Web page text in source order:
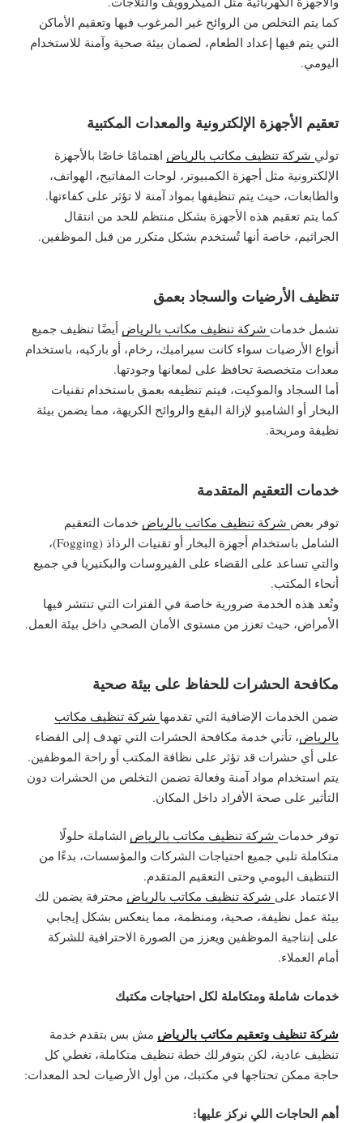
كما يتم التخلص من الروائح غير المرغوب فيها وتعقيم الأماكن
التي يتم فيها إعداد الطعام، لضمان بيئة صحية وآمنة للاستخدام
اليومي.
تعقيم الأجهزة الإلكترونية والمعدات المكتبية
تولي شركة تنظيف مكاتب بالرياض اهتمامًا خاصًا بالأجهزة
الإلكترونية مثل أجهزة الكمبيوتر، لوحات المفاتيح، الهواتف،
والطابعات، حيث يتم تنظيفها بمواد آمنة لا تؤثر على كفاءتها.
كما يتم تعقيم هذه الأجهزة بشكل منتظم للحد من انتقال
الجراثيم، خاصة أنها تُستخدم بشكل متكرر من قبل الموظفين.
تنظيف الأرضيات والسجاد بعمق
تشمل خدمات شركة تنظيف مكاتب بالرياض أيضًا تنظيف جميع
أنواع الأرضيات سواء كانت سيراميك، رخام، أو باركيه، باستخدام
معدات متخصصة تحافظ على لمعانها وجودتها.
أما السجاد والموكيت، فيتم تنظيفه بعمق باستخدام تقنيات
البخار أو الشامبو لإزالة البقع والروائح الكريهة، مما يضمن بيئة
نظيفة ومريحة.
خدمات التعقيم المتقدمة
توفر بعض شركة تنظيف مكاتب بالرياض خدمات التعقيم
الشامل باستخدام أجهزة البخار أو تقنيات الرذاذ (Fogging)،
والتي تساعد على القضاء على الفيروسات والبكتيريا في جميع
أنحاء المكتب.
وتُعد هذه الخدمة ضرورية خاصة في الفترات التي تنتشر فيها
الأمراض، حيث تعزز من مستوى الأمان الصحي داخل بيئة العمل.
مكافحة الحشرات للحفاظ على بيئة صحية
ضمن الخدمات الإضافية التي تقدمها شركة تنظيف مكاتب
بالرياض، تأتي خدمة مكافحة الحشرات التي تهدف إلى القضاء
على أي حشرات قد تؤثر على نظافة المكتب أو راحة الموظفين.
يتم استخدام مواد آمنة وفعالة تضمن التخلص من الحشرات دون
التأثير على صحة الأفراد داخل المكان.
توفر خدمات شركة تنظيف مكاتب بالرياض الشاملة حلولًا
متكاملة تلبي جميع احتياجات الشركات والمؤسسات، بدءًا من
التنظيف اليومي وحتى التعقيم المتقدم.
الاعتماد على شركة تنظيف مكاتب بالرياض محترفة يضمن لك
بيئة عمل نظيفة، صحية، ومنظمة، مما ينعكس بشكل إيجابي
على إنتاجية الموظفين ويعزز من الصورة الاحترافية للشركة
أمام العملاء.
خدمات شاملة ومتكاملة لكل احتياجات مكتبك
شركة تنظيف وتعقيم مكاتب بالرياض مش بس بتقدم خدمة
تنظيف عادية، لكن بتوفرلك خطة تنظيف متكاملة، تغطي كل
حاجة ممكن تحتاجها في مكتبك، من أول الأرضيات لحد المعدات:
أهم الحاجات اللي نركز عليها: